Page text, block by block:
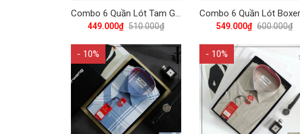
Combo 6 Quần Lót Tam Giác Nam Thun Lạnh Vĩnh Tiến QL - 03 - Nhiều Màu
449.000₫ 510.000₫ 549.000₫ 600.000₫
- 10% - 10%